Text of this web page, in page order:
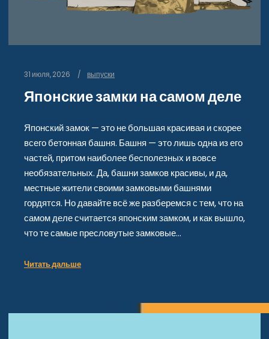
31 июля, 2026 выпуски
Японские замки на самом деле
Японский замок — это не большая красивая и скорее
всего бетонная башня. Башня — это лишь одна из его
частей, притом наиболее бесполезных и вовсе
необязательных. Да, башни замков красивы, и да,
местные жители своими замковыми башнями
гордятся. Но давайте всё же разберемся с тем, что на
самом деле считается японским замком, и как вышло,
что те самые пресловутые замковые…
Читать дальше